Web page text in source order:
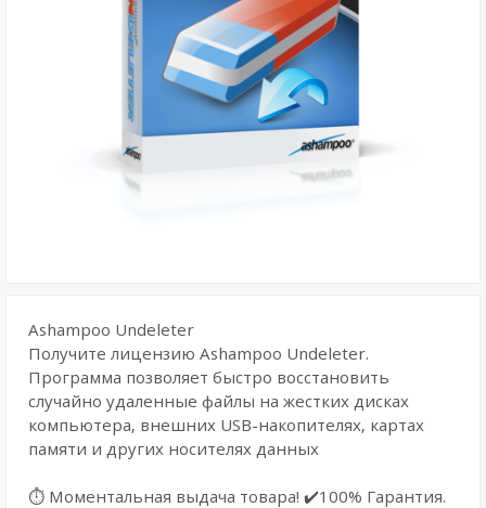
Ashampoo Undeleter
Получите лицензию Ashampoo Undeleter.
Программа позволяет быстро восстановить
случайно удаленные файлы на жестких дисках
компьютера, внешних USB-накопителях, картах
памяти и других носителях данных
⏱️ Моментальная выдача товара! ✔️100% Гарантия.